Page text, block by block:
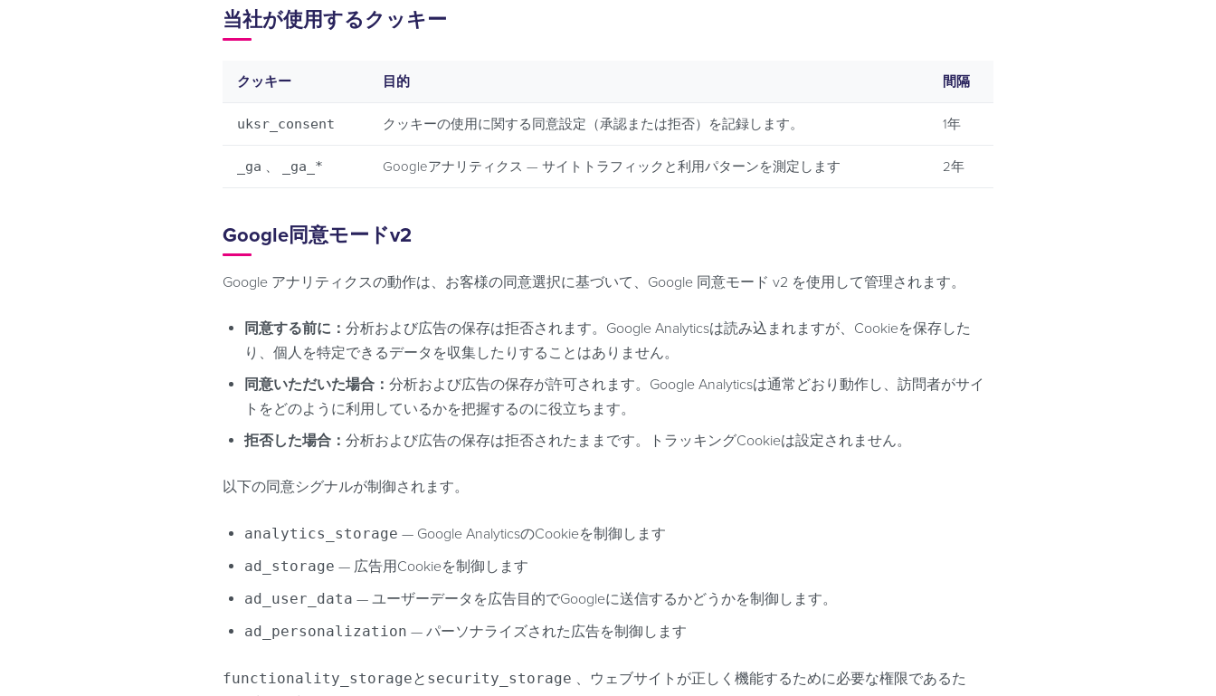
当社が使用するクッキー
クッキー 目的 間隔
uksr_consent クッキーの使用に関する同意設定（承認または拒否）を記録します。 1年
_ga 、 _ga_* Googleアナリティクス — サイトトラフィックと利用パターンを測定します 2年
Google同意モードv2
Google アナリティクスの動作は、お客様の同意選択に基づいて、Google 同意モード v2 を使用して管理されます。
同意する前に： 分析および広告の保存は拒否されます。Google Analyticsは読み込まれますが、Cookieを保存した
り、個人を特定できるデータを収集したりすることはありません。
同意いただいた場合： 分析および広告の保存が許可されます。Google Analyticsは通常どおり動作し、訪問者がサイ
トをどのように利用しているかを把握するのに役立ちます。
拒否した場合： 分析および広告の保存は拒否されたままです。トラッキングCookieは設定されません。
以下の同意シグナルが制御されます。
analytics_storage — Google AnalyticsのCookieを制御します
ad_storage — 広告用Cookieを制御します
ad_user_data — ユーザーデータを広告目的でGoogleに送信するかどうかを制御します。
ad_personalization — パーソナライズされた広告を制御します
functionality_storageと security_storage 、ウェブサイトが正しく機能するために必要な権限であるた